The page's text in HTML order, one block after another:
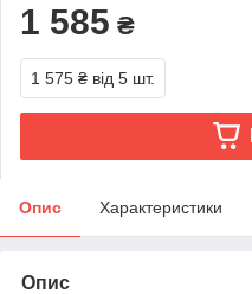
1 585 ₴
1 575 ₴ від 5 шт.
Опис Характеристики
Опис